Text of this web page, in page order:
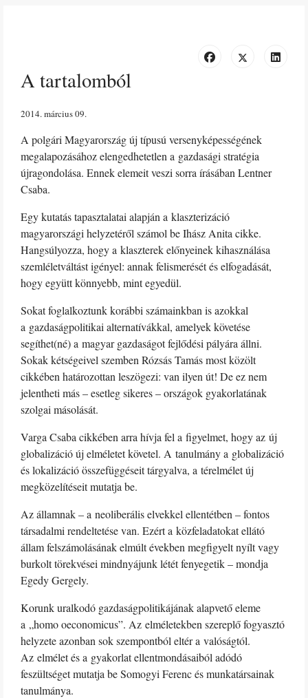
A tartalomból
2014. március 09
A polgári Magyarország új típusú versenyképességének
megalapozásához elengedhetetlen a gazdasági stratégia
újragondolása. Ennek elemeit veszi sorra írásában Lentner
Csaba.
Egy kutatás tapasztalatai alapján a klaszterizáció
magyarországi helyzetéről számol be Ihász Anita cikke.
Hangsúlyozza, hogy a klaszterek előnyeinek kihasználása
szemléletváltást igényel: annak felismerését és elfogadását,
hogy együtt könnyebb, mint egyedül.
Sokat foglalkoztunk korábbi számainkban is azokkal
a gazdaságpolitikai alternatívákkal, amelyek követése
segíthet(né) a magyar gazdaságot fejlődési pályára állni.
Sokak kétségeivel szemben Rózsás Tamás most közölt
cikkében határozottan leszögezi: van ilyen út! De ez nem
jelentheti más – esetleg sikeres – országok gyakorlatának
szolgai másolását.
Varga Csaba cikkében arra hívja fel a figyelmet, hogy az új
globalizáció új elméletet követel. A tanulmány a globalizáció
és lokalizáció összefüggéseit tárgyalva, a térelmélet új
megközelítéseit mutatja be.
Az államnak – a neoliberális elvekkel ellentétben – fontos
társadalmi rendeltetése van. Ezért a közfeladatokat ellátó
állam felszámolásának elmúlt években megfigyelt nyílt vagy
burkolt törekvései mindnyájunk létét fenyegetik – mondja
Egedy Gergely.
Korunk uralkodó gazdaságpolitikájának alapvető eleme
a „homo oeconomicus”. Az elméletekben szereplő fogyasztó
helyzete azonban sok szempontból eltér a valóságtól.
Az elmélet és a gyakorlat ellentmondásaiból adódó
feszültséget mutatja be Somogyi Ferenc és munkatársainak
tanulmánya.